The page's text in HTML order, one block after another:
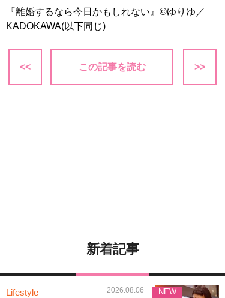
『離婚するなら今日かもしれない』©ゆりゆ／
KADOKAWA(以下同じ)
<< この記事を読む >>
新着記事
Lifestyle 2026.08.06 NEW